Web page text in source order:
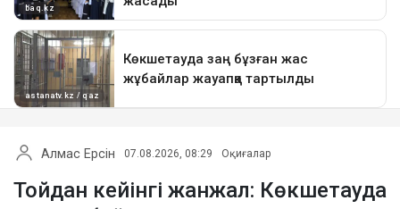
Алмас Ерсін 07.08.2026, 08:29 Оқиғалар
Тойдан кейінгі жанжал: Көкшетауда